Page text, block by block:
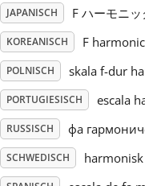
Türkçe
Українська
简体中文
繁體中文
JAPANISCH F ハーモニ
KOREANISCH F
POLNISCH skala f-dur
PORTUGIESISCH escala
RUSSISCH фа
SCHWEDISCH